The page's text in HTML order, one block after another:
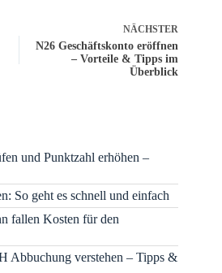
NÄCHSTER
N26 Geschäftskonto eröffnen
– Vorteile & Tipps im
Überblick
und Punktzahl erhöhen –
So geht es schnell und einfach
fallen Kosten für den
Abbuchung verstehen – Tipps &